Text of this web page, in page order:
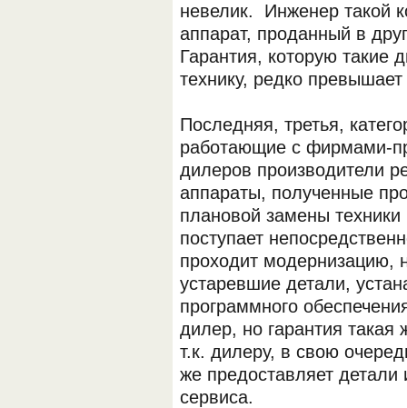
ОБОРУДОВАНИЯ МЕДКОМ
невелик. Инженер такой
аппарат, проданный в
Гарантия, которую
технику, редко
Последняя, третья,
работающие с фирмами-
дилеров производители
аппараты, полученные
плановой замены
поступает
проходит модернизацию,
устаревшие детали,
программного
дилер, но гарантия
т.к. дилеру, в свою
же предоставляет
сервиса.